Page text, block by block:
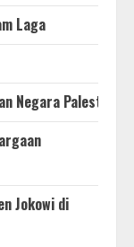
Laga
Negara Palestina
Jokowi di